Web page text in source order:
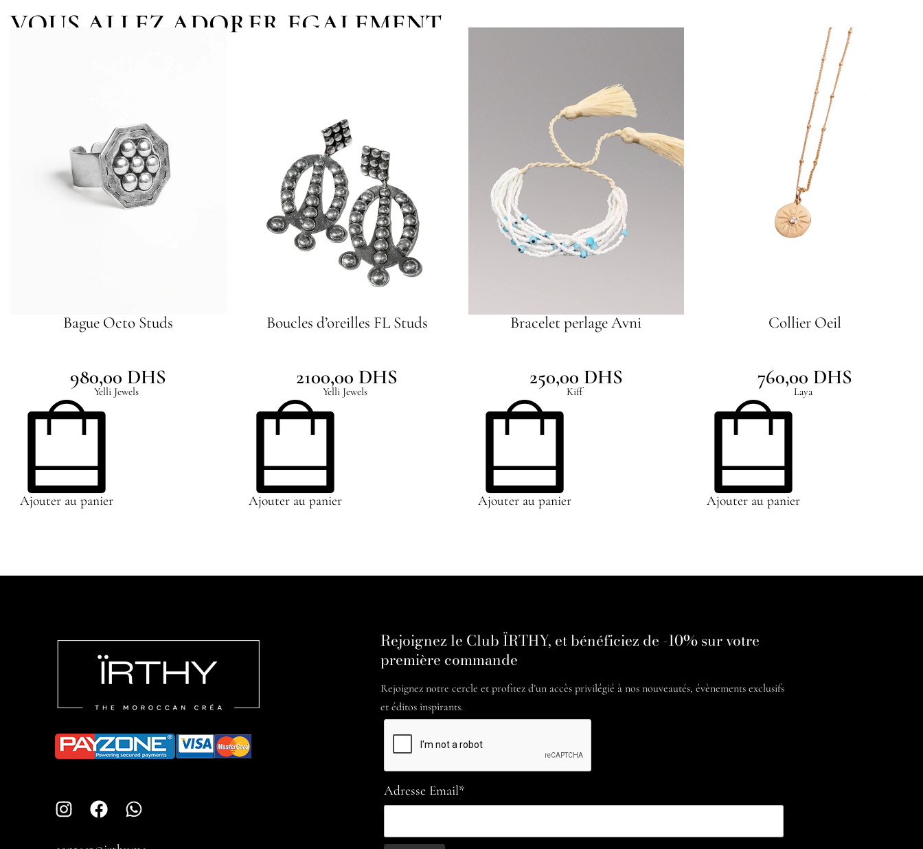
VOUS ALLEZ ADORER EGALEMENT
Bague Octo Studs
Yelli Jewels
980,00 DHS
Ajouter au panier
Boucles d’oreilles FL Studs
Yelli Jewels
2100,00 DHS
Ajouter au panier
Bracelet perlage Avni
Kiff
250,00 DHS
Ajouter au panier
Collier Oeil
Laya
760,00 DHS
Ajouter au panier
Rejoignez le Club ÏRTHY, et bénéficiez de -10% sur votre
première commande
Rejoignez notre cercle et profitez d’un accès privilégié à nos nouveautés, évènements exclusifs
et éditos inspirants.
Adresse Email*